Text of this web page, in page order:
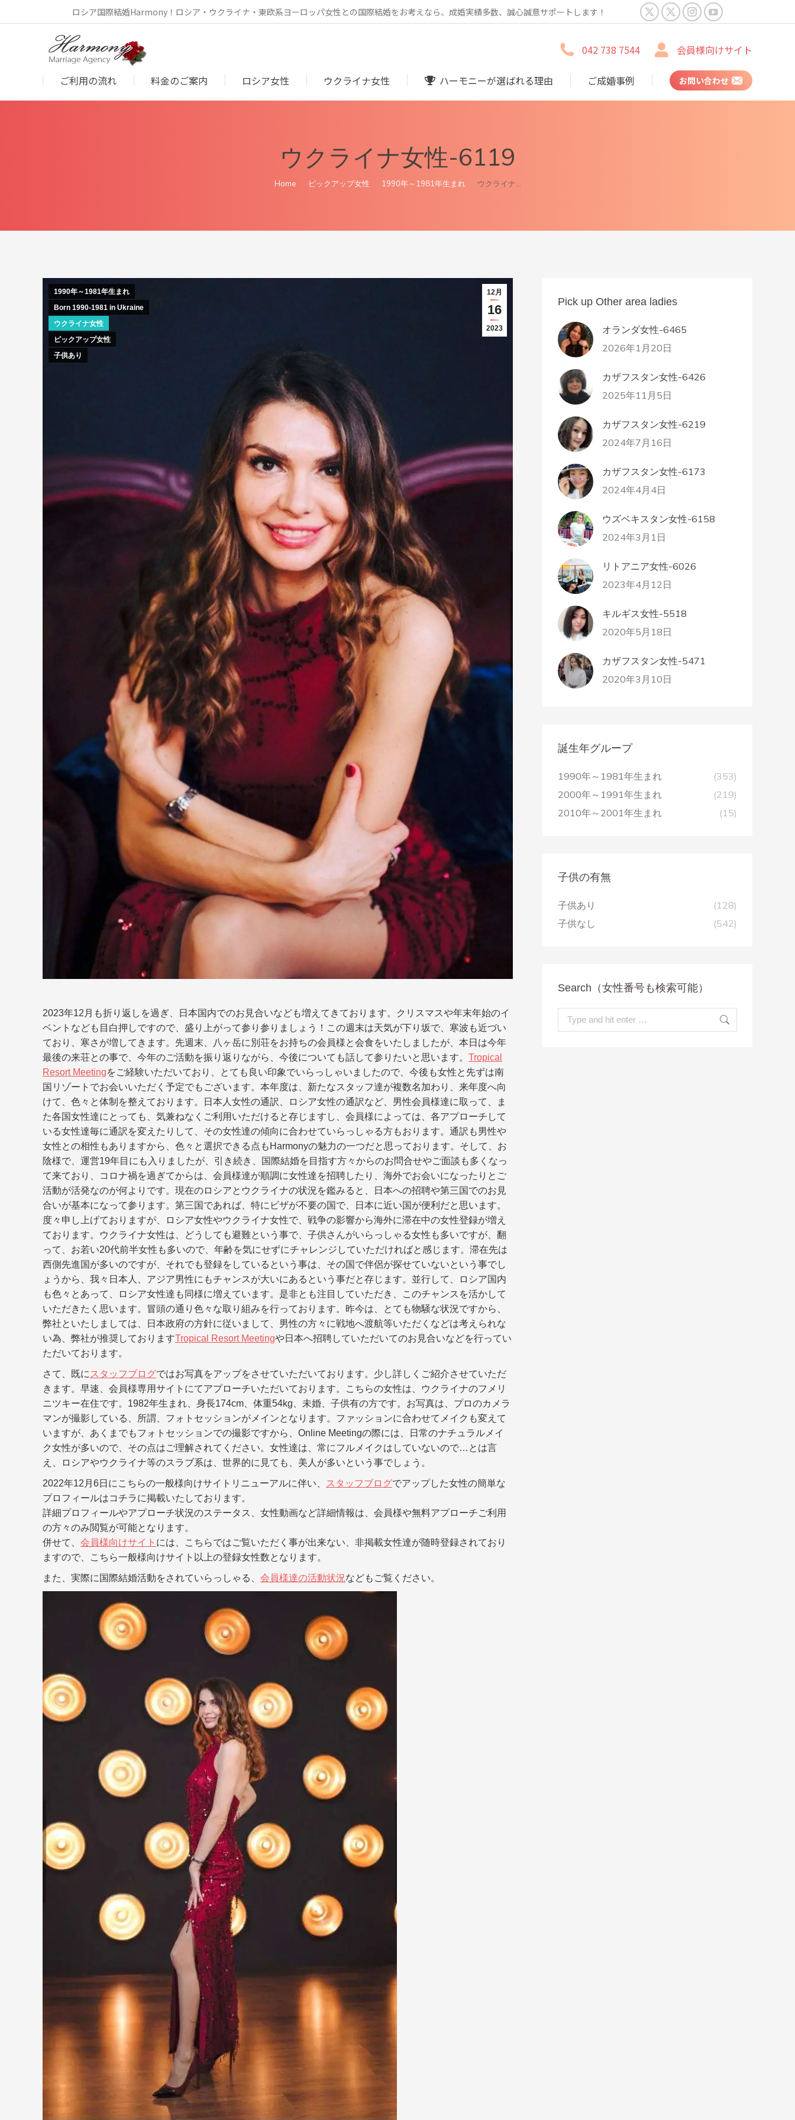
ロシア国際結婚Harmony！ロシア・ウクライナ・東欧系ヨーロッパ女性との国際結婚をお考えなら、成婚実績多数、誠心誠意サポートします！
X
opens
in
X
opens
in
Instagram
opens
in
YouTube
in
042 738 7544 会員様向けサイト
ご利用の流れ 料金のご案内 ロシア女性 ウクライナ女性 ハーモニーが選ばれる理由 ご成婚事例 お問い合わせ
ウクライナ女性-6119
You are here:
Home ピックアップ女性 1990年～1981年生まれ ウクライナ…
12月
16
2023
1990年～1981年生まれ
Born 1990-1981 in Ukraine
ウクライナ女性
ピックアップ女性
子供あり
2023年12月も折り返しを過ぎ、日本国内でのお見合いなども増えてきております。クリスマスや年末年始のイ
ベントなども目白押しですので、盛り上がって参り参りましょう！この週末は天気が下り坂で、寒波も近づい
ており、寒さが増してきます。先週末、八ヶ岳に別荘をお持ちの会員様と会食をいたしましたが、本日は今年
最後の来荘との事で、今年のご活動を振り返りながら、今後についても話して参りたいと思います。 Tropical
Resort Meetingをご経験いただいており、とても良い印象でいらっしゃいましたので、今後も女性と先ずは南
国リゾートでお会いいただく予定でもございます。本年度は、新たなスタッフ達が複数名加わり、来年度へ向
けて、色々と体制を整えております。日本人女性の通訳、ロシア女性の通訳など、男性会員様達に取って、ま
た各国女性達にとっても、気兼ねなくご利用いただけると存じますし、会員様によっては、各アプローチして
いる女性達毎に通訳を変えたりして、その女性達の傾向に合わせていらっしゃる方もおります。通訳も男性や
女性との相性もありますから、色々と選択できる点もHarmonyの魅力の一つだと思っております。そして、お
陰様で、運営19年目にも入りましたが、引き続き、国際結婚を目指す方々からのお問合せやご面談も多くなっ
て来ており、コロナ禍を過ぎてからは、会員様達が順調に女性達を招聘したり、海外でお会いになったりとご
活動が活発なのが何よりです。現在のロシアとウクライナの状況を鑑みると、日本への招聘や第三国でのお見
合いが基本になって参ります。第三国であれば、特にビザが不要の国で、日本に近い国が便利だと思います。
度々申し上げておりますが、ロシア女性やウクライナ女性で、戦争の影響から海外に滞在中の女性登録が増え
ております。ウクライナ女性は、どうしても避難という事で、子供さんがいらっしゃる女性も多いですが、翻
って、お若い20代前半女性も多いので、年齢を気にせずにチャレンジしていただければと感じます。滞在先は
西側先進国が多いのですが、それでも登録をしているという事は、その国で伴侶が探せていないという事でし
ょうから、我々日本人、アジア男性にもチャンスが大いにあるという事だと存じます。並行して、ロシア国内
も色々とあって、ロシア女性達も同様に増えています。是非とも注目していただき、このチャンスを活かして
いただきたく思います。冒頭の通り色々な取り組みを行っております。昨今は、とても物騒な状況ですから、
弊社といたしましては、日本政府の方針に従いまして、男性の方々に戦地へ渡航等いただくなどは考えられな
い為、弊社が推奨しておりますTropical Resort Meetingや日本へ招聘していただいてのお見合いなどを行ってい
ただいております。
さて、既にスタッフブログではお写真をアップをさせていただいております。少し詳しくご紹介させていただ
きます。早速、会員様専用サイトにてアプローチいただいております。こちらの女性は、ウクライナのフメリ
ニツキー在住です。1982年生まれ、身長174cm、体重54kg、未婚、子供有の方です。お写真は、プロのカメラ
マンが撮影している、所謂、フォトセッションがメインとなります。ファッションに合わせてメイクも変えて
いますが、あくまでもフォトセッションでの撮影ですから、Online Meetingの際には、日常のナチュラルメイ
ク女性が多いので、その点はご理解されてください。女性達は、常にフルメイクはしていないので…とは言
え、ロシアやウクライナ等のスラブ系は、世界的に見ても、美人が多いという事でしょう。
2022年12月6日にこちらの一般様向けサイトリニューアルに伴い、 スタッフブログでアップした女性の簡単な
プロフィールはコチラに掲載いたしております。
詳細プロフィールやアプローチ状況のステータス、女性動画など詳細情報は、会員様や無料アプローチご利用
の方々のみ閲覧が可能となります。
併せて、 会員様向けサイト には、こちらではご覧いただく事が出来ない、非掲載女性達が随時登録されており
ますので、こちら一般様向けサイト以上の登録女性数となります。
また、実際に国際結婚活動をされていらっしゃる、 会員様達の活動状況などもご覧ください。
Pick up Other area ladies
オランダ女性-6465
2026年1月20日
カザフスタン女性-6426
2025年11月5日
カザフスタン女性-6219
2024年7月16日
カザフスタン女性-6173
2024年4月4日
ウズベキスタン女性-6158
2024年3月1日
リトアニア女性-6026
2023年4月12日
キルギス女性-5518
2020年5月18日
カザフスタン女性-5471
2020年3月10日
誕生年グループ
1990年～1981年生まれ
(353)
2000年～1991年生まれ
(219)
2010年～2001年生まれ
(15)
子供の有無
子供あり
(128)
子供なし
(542)
Search（女性番号も検索可能）
Search: